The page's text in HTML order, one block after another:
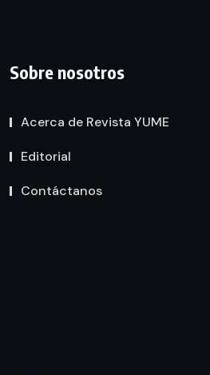
Sobre nosotros
Acerca de Revista YUME
Editorial
Contáctanos